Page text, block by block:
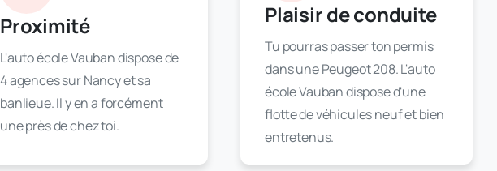
Proximité
L'auto école Vauban dispose de
4 agences sur Nancy et sa
banlieue. Il y en a forcément
une près de chez toi.
Plaisir de conduite
Tu pourras passer ton permis
dans une Peugeot 208. L'auto
école Vauban dispose d'une
flotte de véhicules neuf et bien
entretenus.